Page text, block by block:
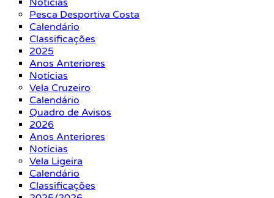
Notícias
Pesca Desportiva Costa
Calendário
Classificações
2025
Anos Anteriores
Notícias
Vela Cruzeiro
Calendário
Quadro de Avisos
2026
Anos Anteriores
Notícias
Vela Ligeira
Calendário
Classificações